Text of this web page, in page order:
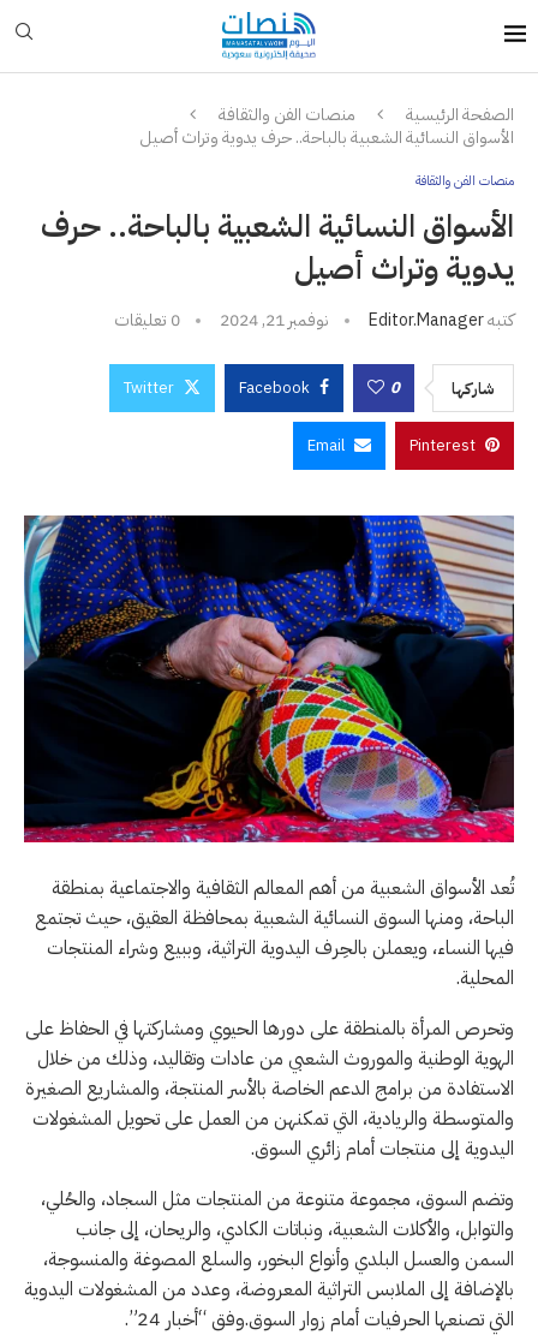
الصفحة الرئيسية
منصات الفن والثقافة
الأسواق النسائية الشعبية بالباحة.. حرف يدوية وتراث أصيل
منصات الفن والثقافة
الأسواق النسائية الشعبية بالباحة.. حرف
يدوية وتراث أصيل
كتبهEditor.manager نوفمبر 21, 2024 0 تعليقات
شاركها 0
Facebook
Twitter
Pinterest
Email
تُعد الأسواق الشعبية من أهم المعالم الثقافية والاجتماعية بمنطقة
الباحة، ومنها السوق النسائية الشعبية بمحافظة العقيق، حيث تجتمع
فيها النساء، ويعملن بالحِرف اليدوية التراثية، وببيع وشراء المنتجات
المحلية.
وتحرص المرأة بالمنطقة على دورها الحيوي ومشاركتها في الحفاظ على
الهوية الوطنية والموروث الشعبي من عادات وتقاليد، وذلك من خلال
الاستفادة من برامج الدعم الخاصة بالأسر المنتجة، والمشاريع الصغيرة
والمتوسطة والريادية، التي تمكنهن من العمل على تحويل المشغولات
اليدوية إلى منتجات أمام زائري السوق.
وتضم السوق، مجموعة متنوعة من المنتجات مثل السجاد، والحُلي،
والتوابل، والأكلات الشعبية، ونباتات الكادي، والريحان، إلى جانب
السمن والعسل البلدي وأنواع البخور، والسلع المصوغة والمنسوجة،
بالإضافة إلى الملابس التراثية المعروضة، وعدد من المشغولات اليدوية
التي تصنعها الحرفيات أمام زوار السوق.وفق “أخبار 24”.